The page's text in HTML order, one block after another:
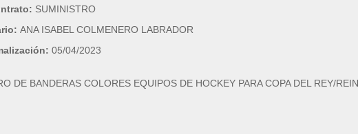
SUMINISTRO
ANA ISABEL COLMENERO LABRADOR
05/04/2023
DE BANDERAS COLORES EQUIPOS DE HOCKEY PARA COPA DEL REY/